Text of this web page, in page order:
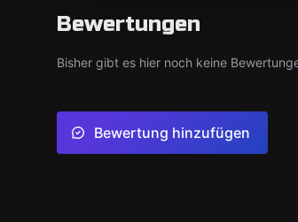
Bewertungen
Bisher gibt es hier noch keine
Bewertung hinzufügen